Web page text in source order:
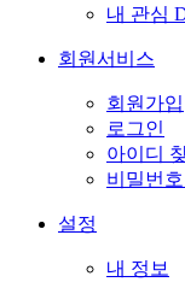
내 관심
회원서비스
회원가입
로그인
아이디
비밀번호
설정
내 정보